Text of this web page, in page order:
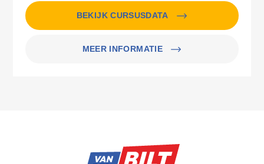
BEKIJK CURSUSDATA
MEER INFORMATIE